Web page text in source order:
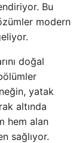
Bu
modern
doğal
yatak
altında
hem alan
sağlıyor.